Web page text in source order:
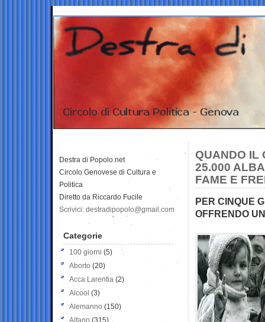
QUANDO IL
25.000
FAME E
PER CINQUE
OFFRENDO
Destra di Popolo.net
Circolo Genovese di Cultura e
Politica
Diretto da Riccardo Fucile
Scrivici: destradipopolo@gmail.com
Categorie
100 giorni (5)
Aborto (20)
Acca Larentia (2)
Alcool (3)
Alemanno (150)
Alfano (315)